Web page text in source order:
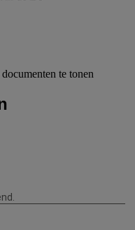
te tonen